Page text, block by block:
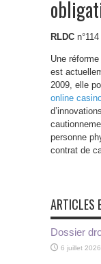
RLDC
Une
est
2009, elle
online
personne
contrat de
ARTICLES
Dossier
6 juillet 2026